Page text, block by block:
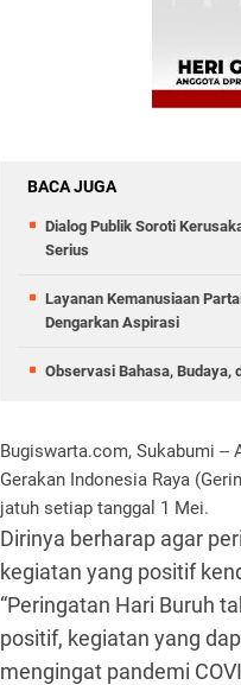
BACA JUGA
Dialog Publik Soroti
Serius
Layanan Kemanusiaan
Dengarkan Aspirasi
Observasi Bahasa, Budaya,
Bugiswarta.com, Sukabumi --
Gerakan Indonesia Raya
jatuh setiap tanggal 1 Mei.
Dirinya berharap agar
kegiatan yang positif
“Peringatan Hari Buruh
positif, kegiatan yang
mengingat pandemi